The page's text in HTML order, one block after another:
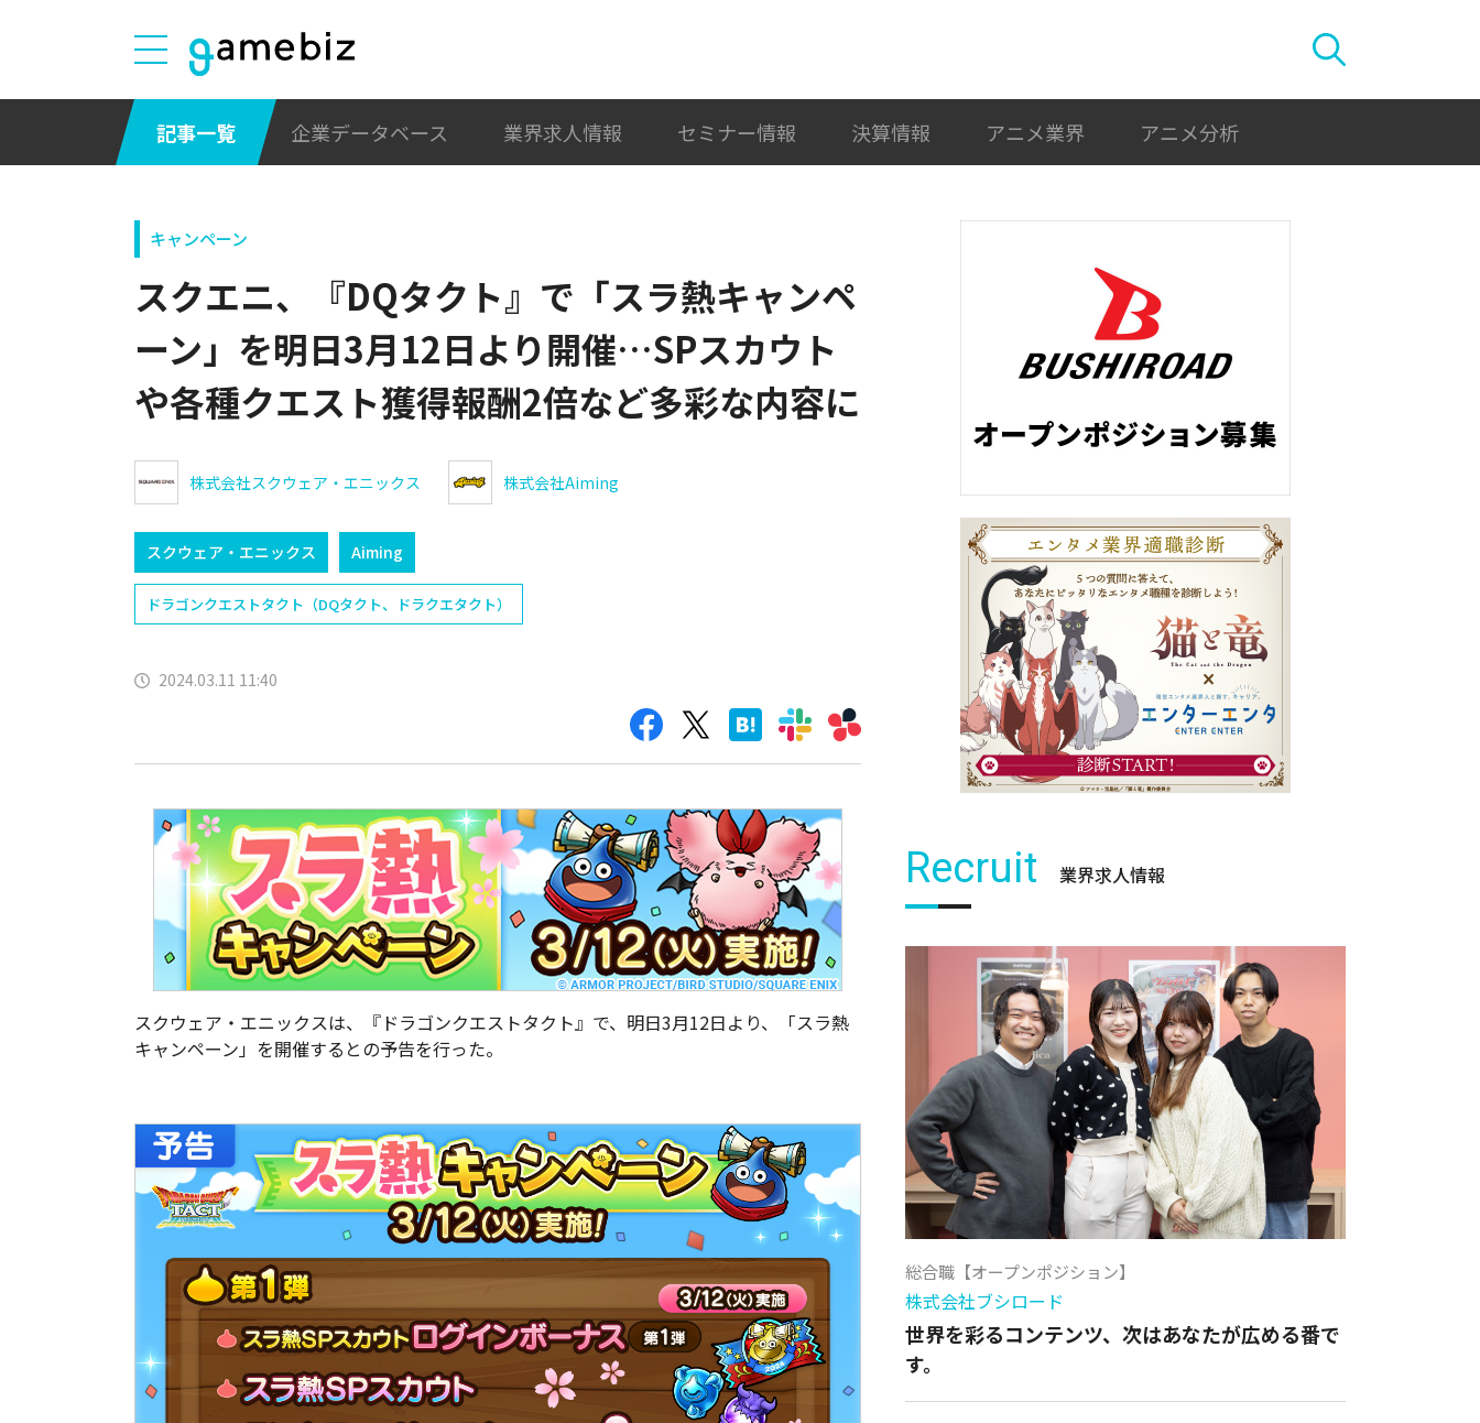
記事一覧 企業データベース 業界求人情報 セミナー情報 決算情報 アニメ業界 アニメ分析
キャンペーン
スクエニ、『DQタクト』で「スラ熱キャンペ
ーン」を明日3月12日より開催…SPスカウト
や各種クエスト獲得報酬2倍など多彩な内容に
株式会社スクウェア・エニックス 株式会社Aiming
スクウェア・エニックス Aiming
ドラゴンクエストタクト（DQタクト、ドラクエタクト）
2024.03.11 11:40
スクウェア・エニックスは、『ドラゴンクエストタクト』で、明日3月12日より、「スラ熱
キャンペーン」を開催するとの予告を行った。
Recruit 業界求人情報
総合職【オープンポジション】
株式会社ブシロード
世界を彩るコンテンツ、次はあなたが広める番で
す。